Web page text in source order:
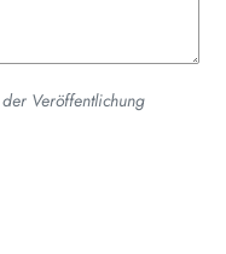
Veröffentlichung